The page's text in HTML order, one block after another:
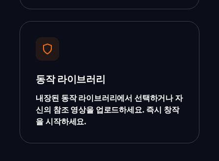
동작 라이브러리
내장된 동작 라이브러리에서 선택하거나 자
신의 참조 영상을 업로드하세요. 즉시 창작
을 시작하세요.